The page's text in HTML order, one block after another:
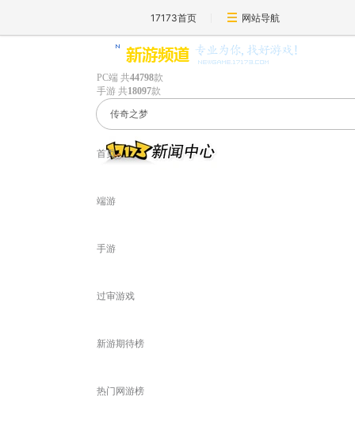
17173首页 网站导航
PC端 共44798款
手游 共18097款
首页
端游
手游
过审游戏
新游期待榜
热门网游榜